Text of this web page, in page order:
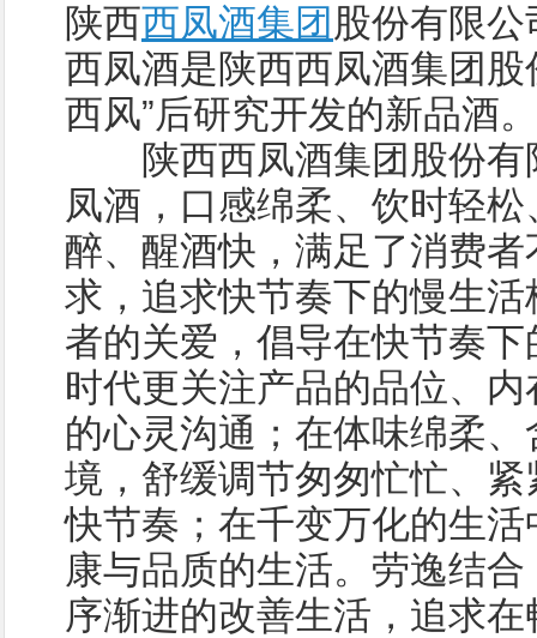
陕西西凤酒集团 股份有限
西凤酒是陕西西凤酒集团股
西风”后研究开发的新品酒。
陕西西凤酒集团股份有
凤酒，口感绵柔、饮时轻
醉、醒酒快，满足了消费
求，追求快节奏下的慢生
者的关爱，倡导在快节奏
时代更关注产品的品位、
的心灵沟通；在体味绵柔
境，舒缓调节匆匆忙忙、
快节奏；在千变万化的生
康与品质的生活。劳逸结
序渐进的改善生活，追求